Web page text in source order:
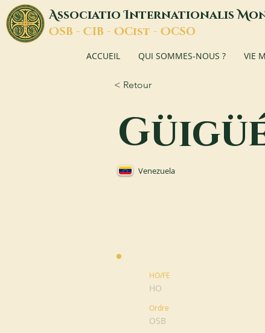
AssociatioInternationalisM
OSB - CIB - OCist - OCSO
ACCUEIL QUI SOMMES-NOUS ? VIE
< Retour
Venezuela
HO/FE
HO
Ordre
OSB